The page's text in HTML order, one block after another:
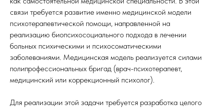
связи требуется развитие именно медицинской модели
психотерапевтической помощи, направленной на
реализацию биопсихосоциального подхода в лечении
больных психическими и психосоматическими
заболеваниями. Медицинская модель реализуется силами
полипрофессиональных бригад (врач-психотерапевт,
медицинский или коррекционный психолог).
Для реализации этой задачи требуется разработка целого